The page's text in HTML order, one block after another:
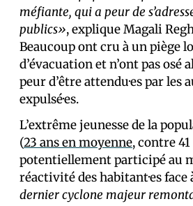
méfiante, qui a peur de
publics», explique Magali
Beaucoup ont cru à un piège
d’évacuation et n’ont pas osé
peur d’être attendu·es par
expulsé·es.
L’extrême jeunesse de la
(23 ans en moyenne, contre
potentiellement participé au
réactivité des habitant·es face
dernier cyclone majeur